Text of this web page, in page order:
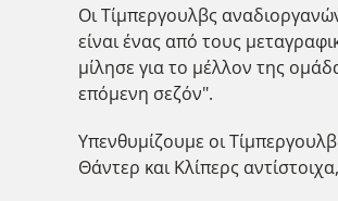
Οι Τίμπεργουλβς
είναι ένας από τους
μίλησε για το μέλλον της
επόμενη σεζόν".
Υπενθυμίζουμε οι
Θάντερ και Κλίπερς